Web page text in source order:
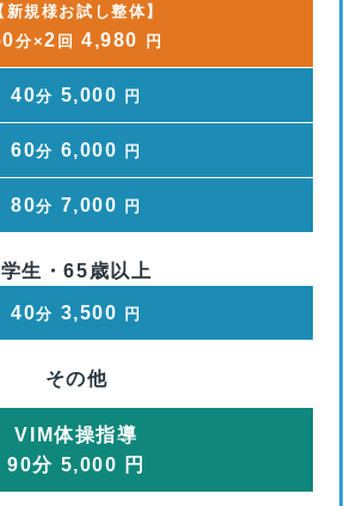
新規様お試し整体】
分×2 回 4,980 円
40分 5,000 円
60分 6,000 円
80分 7,000 円
学生・65歳以上
40分 3,500 円
その他
VIM体操指導
90分 5,000 円